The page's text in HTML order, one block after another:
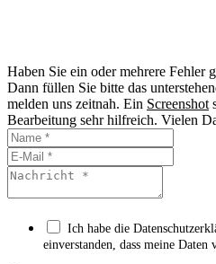
Haben Sie ein oder mehrere Fehler
Dann füllen Sie bitte das
melden uns zeitnah. Ein Screenshot
Bearbeitung sehr hilfreich. Vielen
Ich habe die
einverstanden, dass meine Daten